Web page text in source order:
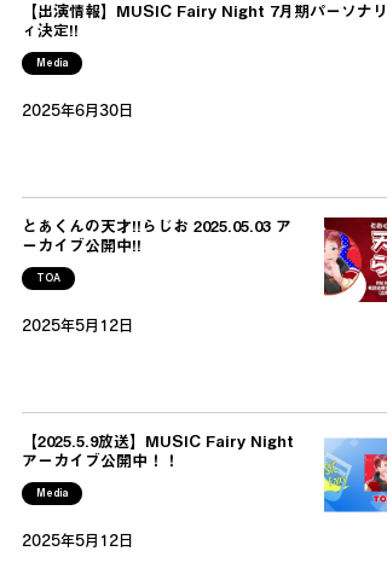
【出演情報】MUSIC Fairy Night 7月期パーソナリ
ィ決定!!
Media
2025年6月30日
とあくんの天才!!らじお 2025.05.03 ア
ーカイブ公開中!!
TOA
2025年5月12日
【2025.5.9放送】MUSIC Fairy Night
アーカイブ公開中！！
Media
2025年5月12日